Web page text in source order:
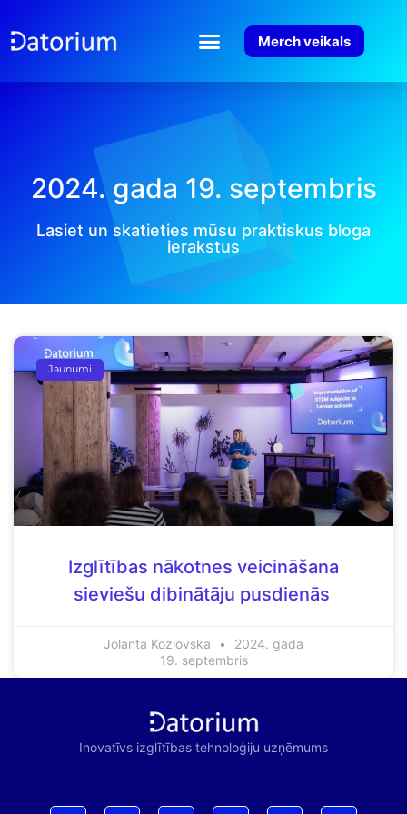
Merch veikals
2024. gada 19. septembris
Lasiet un skatieties mūsu praktiskus bloga
ierakstus
Jaunumi
Izglītības nākotnes veicināšana
sieviešu dibinātāju pusdienās
Jolanta Kozlovska
2024. gada
19. septembris
Inovatīvs izglītības tehnoloģiju uzņēmums